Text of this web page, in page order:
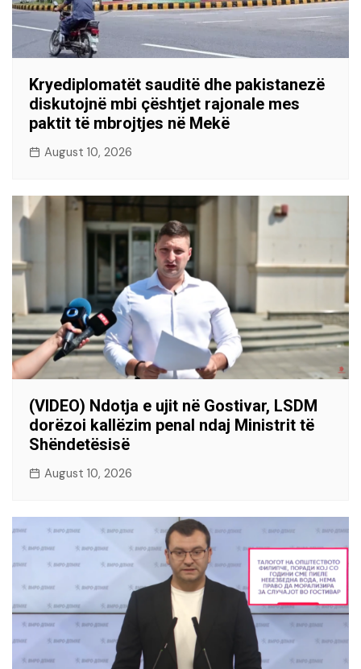
Kryediplomatët sauditë dhe pakistanezë
diskutojnë mbi çështjet rajonale mes
paktit të mbrojtjes në Mekë
August 10, 2026
(VIDEO) Ndotja e ujit në Gostivar, LSDM
dorëzoi kallëzim penal ndaj Ministrit të
Shëndetësisë
August 10, 2026